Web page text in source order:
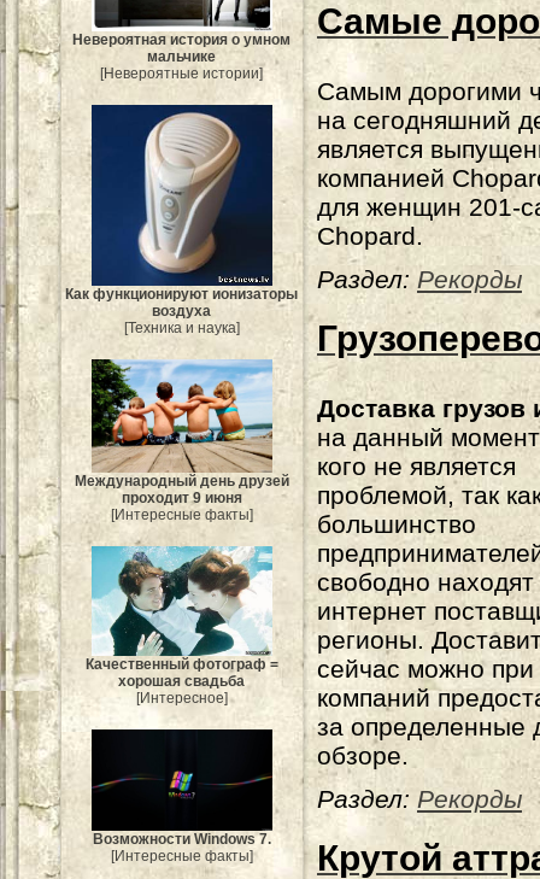
Невероятная история о умном
мальчике
[Невероятные истории]
Как функционируют ионизаторы
воздуха
[Техника и наука]
Международный день друзей
проходит 9 июня
[Интересные факты]
Качественный фотограф =
хорошая свадьба
[Интересное]
Возможности Windows 7.
[Интересные факты]
Самые
Самым дорогими
на сегодняшний
является
компанией
для женщин 201-
Chopard.
Раздел: Рекорды
Доставка грузов
на данный
кого не является
проблемой, так
большинство
свободно находят
интернет
регионы.
сейчас можно
компаний
за определенные
обзоре.
Раздел: Рекорды
Крутой